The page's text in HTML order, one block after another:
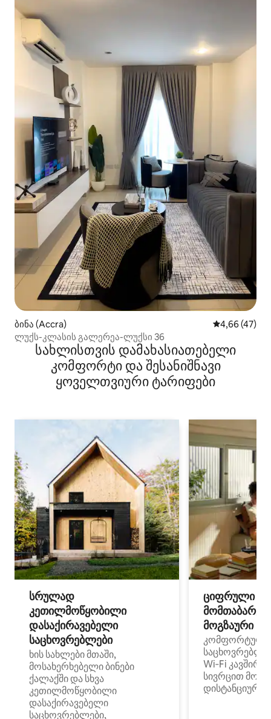
ბინა (Accra) საშუალო
4,66 (47)
ლუქს-კლასის გალერეა-ლუქსი 36
სახლისთვის დამახასიათებელი
კომფორტი და შესანიშნავი
ყოველთვიური ტარიფები
სრულად
კეთილმოწყობილი
დასაქირავებელი
საცხოვრებლები
ხის სახლები მთაში,
მოსახერხებელი ბინები
ქალაქში და სხვა
კეთილმოწყობილი
დასაქირავებელი
საცხოვრებლები,
ციფრული
მოგზაური
კომფორტული
Wi‑Fi
სივრცით
დისტანციური